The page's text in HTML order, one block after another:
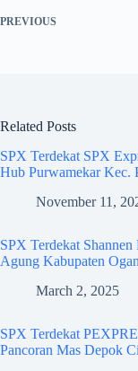
PREVIOUS
Related Posts
SPX Terdekat SPX
Hub Purwamekar Kec.
November 11,
SPX Terdekat
Agung Kabupaten
March 2, 2025
SPX Terdekat
Pancoran Mas Depok